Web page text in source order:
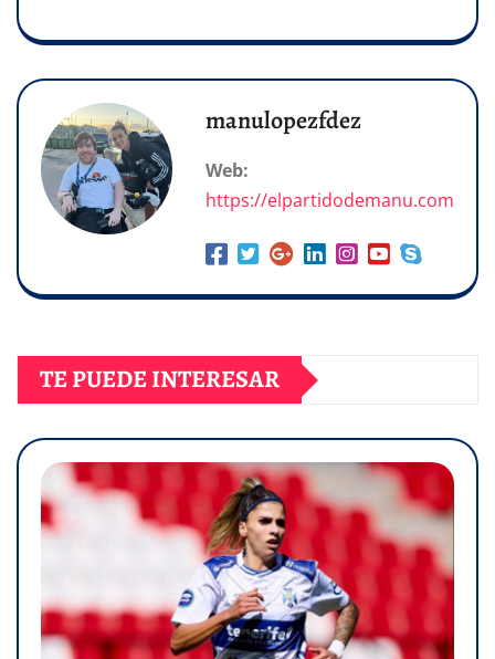
manulopezfdez
Web:
https://elpartidodemanu.com
TE PUEDE INTERESAR